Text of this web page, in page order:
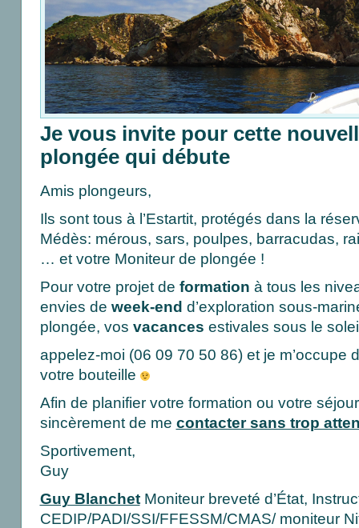
Je vous invite pour cette
plongée qui débute
Amis plongeurs,
Ils sont tous à l’Estartit, protégés dans la
Médès: mérous, sars, poulpes, barracudas,
… et votre Moniteur de plongée !
Pour votre projet de formation à tous les
envies de week-end d’exploration sous-
plongée, vos vacances estivales sous le
appelez-moi (06 09 70 50 86) et je m’occupe
votre bouteille
Afin de planifier votre formation ou votre
sincèrement de me contacter sans trop
Sportivement,
Guy
Guy BlanchetMoniteur breveté d’État,
CEDIP/PADI/SSI/FFESSM/CMAS/ moniteur